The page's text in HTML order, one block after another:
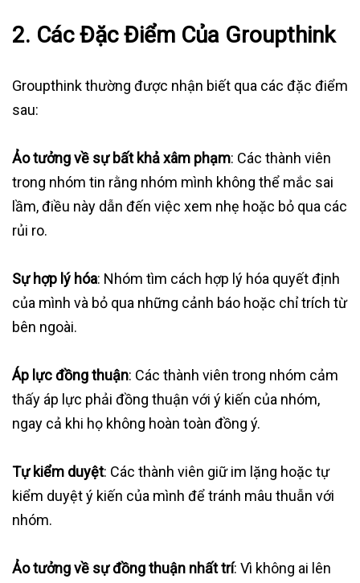
2. Các Đặc Điểm Của Groupthink
Groupthink thường được nhận biết qua các đặc điểm
sau:
Ảo tưởng về sự bất khả xâm phạm: Các thành viên
trong nhóm tin rằng nhóm mình không thể mắc sai
lầm, điều này dẫn đến việc xem nhẹ hoặc bỏ qua các
rủi ro.
Sự hợp lý hóa: Nhóm tìm cách hợp lý hóa quyết định
của mình và bỏ qua những cảnh báo hoặc chỉ trích từ
bên ngoài.
Áp lực đồng thuận: Các thành viên trong nhóm cảm
thấy áp lực phải đồng thuận với ý kiến của nhóm,
ngay cả khi họ không hoàn toàn đồng ý.
Tự kiểm duyệt: Các thành viên giữ im lặng hoặc tự
kiểm duyệt ý kiến của mình để tránh mâu thuẫn với
nhóm.
Ảo tưởng về sự đồng thuận nhất trí: Vì không ai lên